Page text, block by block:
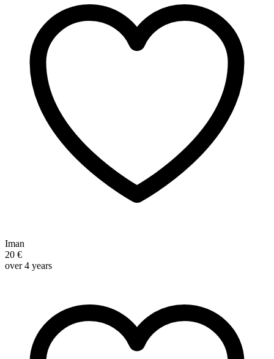
Iman
20 €
over 4 years